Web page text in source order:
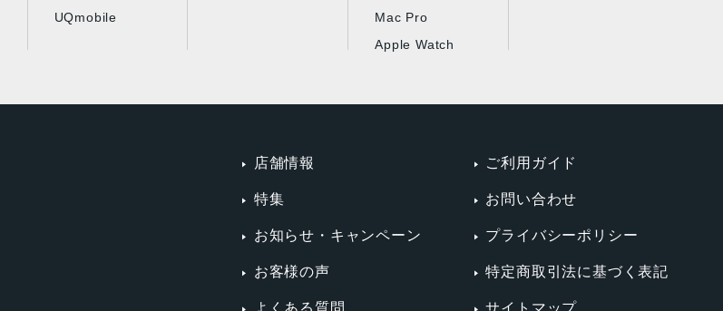
UQmobile
Mac Pro
Apple Watch
店舗情報
特集
お知らせ・キャンペーン
お客様の声
よくある質問
ご利用ガイド
お問い合わせ
プライバシーポリシー
特定商取引法に基づく表記
サイトマップ